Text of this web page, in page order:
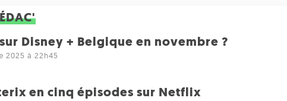
Disney + Belgique en novembre ?
2025 à 22h45
en cinq épisodes sur Netflix